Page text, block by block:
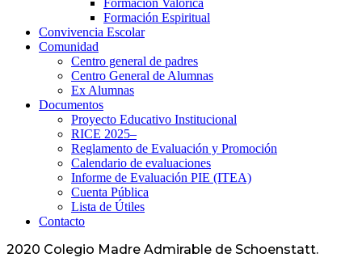
Formación Valórica
Formación Espiritual
Convivencia Escolar
Comunidad
Centro general de padres
Centro General de Alumnas
Ex Alumnas
Documentos
Proyecto Educativo Institucional
RICE 2025–
Reglamento de Evaluación y Promoción
Calendario de evaluaciones
Informe de Evaluación PIE (ITEA)
Cuenta Pública
Lista de Útiles
Contacto
2020 Colegio Madre Admirable de Schoenstatt.